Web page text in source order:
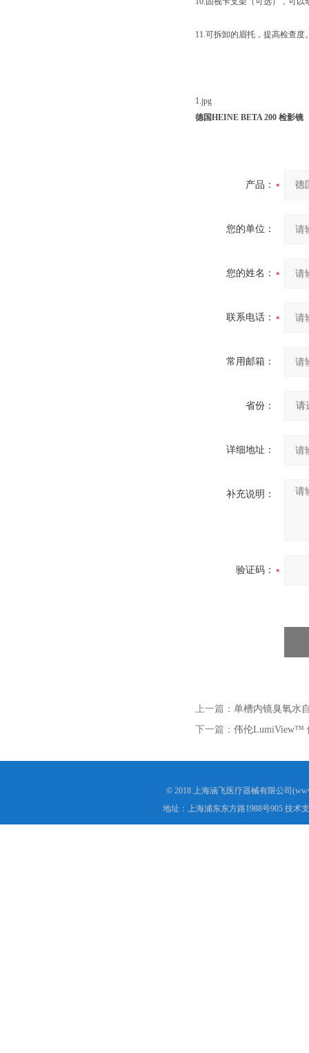
11.可拆卸的眉托，提高检查度
1.jpg
德国HEINE BETA 200 检影镜
产品：
您的单位：
您的姓名：
联系电话：
常用邮箱：
省份：
详细地址：
补充说明：
验证码：
上一篇： 单槽内镜臭氧水
下一篇： 伟伦LumiView™
© 2018 上海涵飞医疗器械有限公司
地址：上海浦东东方路1988号905 技术